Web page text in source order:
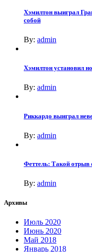
Хэмилтон выиграл
собой
By: admin
Хэмилтон установил
By: admin
Риккардо выиграл
By: admin
Феттель: Такой отрыв
By: admin
Архивы
Июль 2020
Июнь 2020
Май 2018
Январь 2018